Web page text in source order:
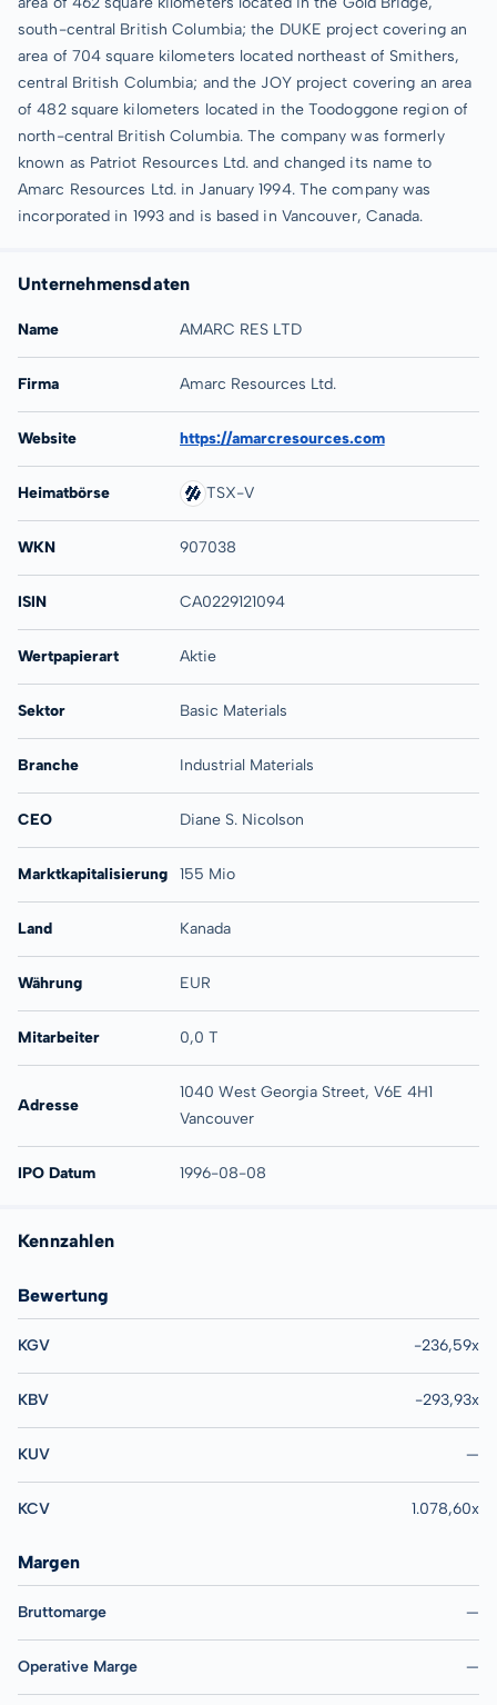
south-central British Columbia; the DUKE project covering an
area of 704 square kilometers located northeast of Smithers,
central British Columbia; and the JOY project covering an area
of 482 square kilometers located in the Toodoggone region of
north-central British Columbia. The company was formerly
known as Patriot Resources Ltd. and changed its name to
Amarc Resources Ltd. in January 1994. The company was
incorporated in 1993 and is based in Vancouver, Canada.
Unternehmensdaten
Name AMARC RES LTD
Firma Amarc Resources Ltd.
Website https://amarcresources.com
Heimatbörse TSX-V
WKN 907038
ISIN CA0229121094
Wertpapierart Aktie
Sektor Basic Materials
Branche Industrial Materials
CEO Diane S. Nicolson
Marktkapitalisierung 155 Mio
Land Kanada
Währung EUR
Mitarbeiter 0,0 T
Adresse
1040 West Georgia Street, V6E 4H1
Vancouver
IPO Datum 1996-08-08
Kennzahlen
Bewertung
KGV -236,59x
KBV -293,93x
KUV —
KCV 1.078,60x
Margen
Bruttomarge —
Operative Marge —